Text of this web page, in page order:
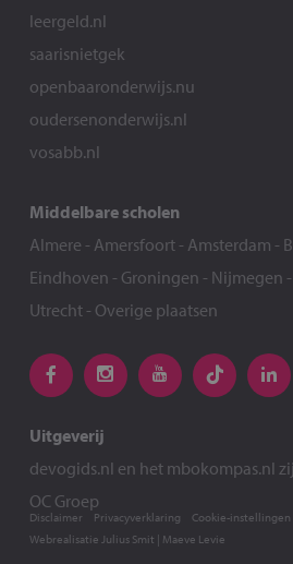
leergeld.nl
saarisnietgek
openbaaronderwijs.nu
oudersenonderwijs.nl
vosabb.nl
Middelbare scholen
Almere - Amersfoort- Amsterdam -
Eindhoven - Groningen - Nijmegen -
Utrecht- Overige plaatsen
Uitgeverij
devogids.nl en het mbokompas.nl
OC Groep
Webrealisatie Julius Smit | Maeve Levie
Disclaimer Privacyverklaring Cookie-instellingen